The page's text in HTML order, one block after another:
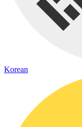
Korean